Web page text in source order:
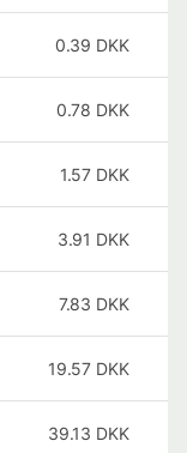
0.39 DKK
0.78 DKK
1.57 DKK
3.91 DKK
7.83 DKK
19.57 DKK
39.13 DKK